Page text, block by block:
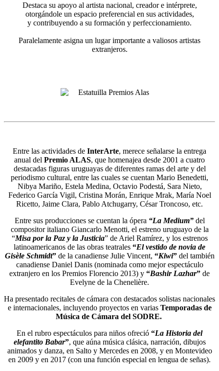
Destaca su apoyo al artista nacional, creador e intérprete,
otorgándole un espacio preferencial en sus actividades,
y contribuyendo a su formación y perfeccionamiento.
Paralelamente asigna un lugar importante a valiosos artistas
extranjeros.
Entre las actividades de InterArte, merece señalarse la entrega
anual del Premio ALAS, que homenajea desde 2001 a cuatro
destacadas figuras uruguayas de diferentes ramas del arte y del
periodismo cultural, entre las cuales se cuentan Mario Benedetti,
Nibya Mariño, Estela Medina, Octavio Podestá, Sara Nieto,
Federico García Vigil, Cristina Morán, Enrique Mrak, María Noel
Ricetto, Jaime Clara, Pablo Atchugarry, César Troncoso, etc.
Entre sus producciones se cuentan la ópera “La Medium”del
compositor italiano Giancarlo Menotti, el estreno uruguayo de la
“Misa por la Paz y la Justicia” de Ariel Ramírez, y los estrenos
latinoamericanos de las obras teatrales “El vestido de novia de
Gisèle Schmidt”de la canadiense Julie Vincent, “Kiwi”del también
canadiense Daniel Danis (nominada como mejor espectáculo
extranjero en los Premios Florencio 2013) y “Bashir Lazhar” de
Evelyne de la Chenelière.
Ha presentado recitales de cámara con destacados solistas nacionales
e internacionales, incluyendo proyectos en varias Temporadas de
Música de Cámara del SODRE.
En el rubro espectáculos para niños ofreció “La Historia del
elefantito Babar”, que aúna música clásica, narración, dibujos
animados y danza, en Salto y Mercedes en 2008, y en Montevideo
en 2009 y en 2017 (con una función especial en lengua de señas).